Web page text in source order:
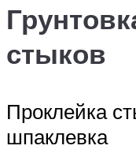
стыков
Проклейка
шпаклевка